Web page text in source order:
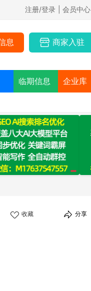
注册/登录 | 会员中心
息 商家入驻
临期信息 企业库
收藏 分享